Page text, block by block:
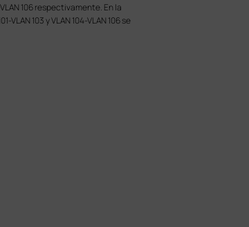
106 respectivamente. En la
103 y VLAN 104-VLAN 106 se